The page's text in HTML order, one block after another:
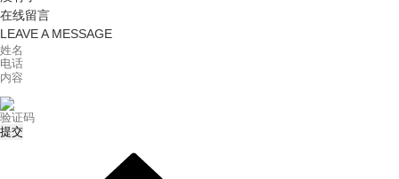
在线留言
LEAVE A MESSAGE